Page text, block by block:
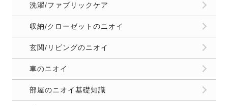
洗濯/ファブリックケア
収納/クローゼットのニオイ
玄関/リビングのニオイ
車のニオイ
部屋のニオイ基礎知識